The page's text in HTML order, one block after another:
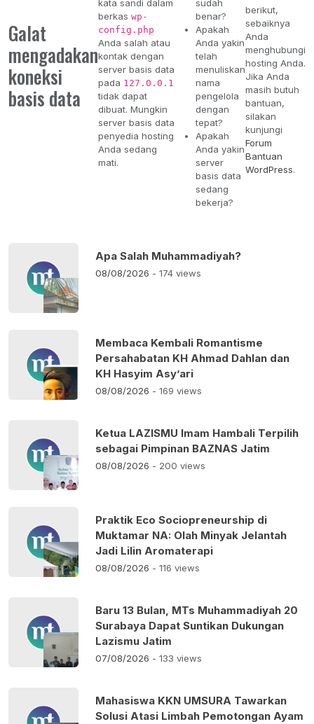
Galat
mengadakan
koneksi
basis data
kata sandi dalam
berkas wp-
config.php
Anda salah atau
kontak dengan
server basis data
pada 127.0.0.1
tidak dapat
dibuat. Mungkin
server basis data
penyedia hosting
Anda sedang
mati.
sudah
benar?
Apakah
Anda yakin
telah
menuliskan
nama
pengelola
dengan
tepat?
Apakah
Anda yakin
server
basis data
sedang
bekerja?
berikut,
sebaiknya
Anda
menghubungi
hosting Anda.
Jika Anda
masih butuh
bantuan,
silakan
kunjungi
Forum
Bantuan
WordPress.
Apa Salah Muhammadiyah?
08/08/2026 - 174 views
Membaca Kembali Romantisme
Persahabatan KH Ahmad Dahlan dan
KH Hasyim Asy’ari
08/08/2026 - 169 views
Ketua LAZISMU Imam Hambali Terpilih
sebagai Pimpinan BAZNAS Jatim
08/08/2026 - 200 views
Praktik Eco Sociopreneurship di
Muktamar NA: Olah Minyak Jelantah
Jadi Lilin Aromaterapi
08/08/2026 - 116 views
Baru 13 Bulan, MTs Muhammadiyah 20
Surabaya Dapat Suntikan Dukungan
Lazismu Jatim
07/08/2026 - 133 views
Mahasiswa KKN UMSURA Tawarkan
Solusi Atasi Limbah Pemotongan Ayam